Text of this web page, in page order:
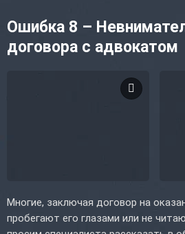
Ошибка 8 –
договора с адвокатом
Многие, заключая договор на
пробегают его глазами или не